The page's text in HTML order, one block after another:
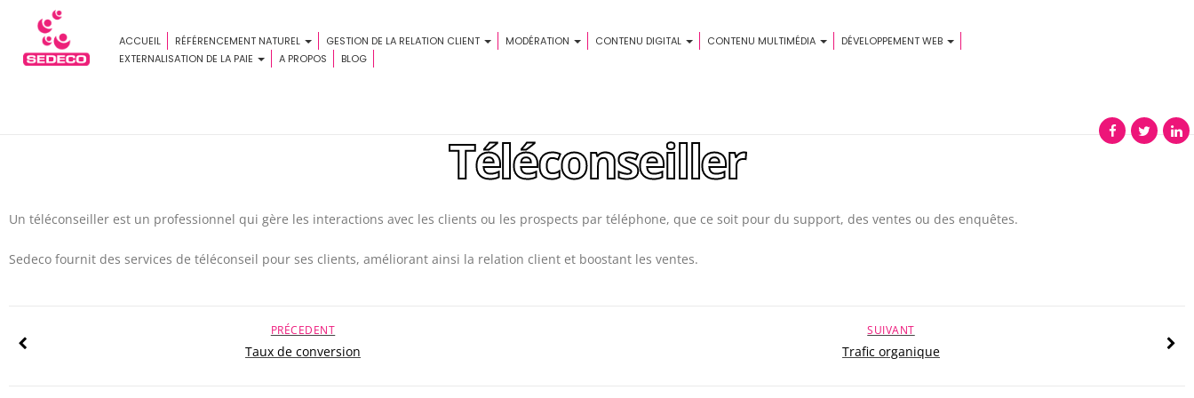
ACCUEIL RÉFÉRENCEMENT NATUREL GESTION DE LA RELATION CLIENT MODÉRATION CONTENU DIGITAL CONTENU MULTIMÉDIA
DÉVELOPPEMENT WEB
EXTERNALISATION DE LA PAIE
A PROPOS BLOG
Téléconseiller
Un téléconseiller est un professionnel qui gère les interactions avec les clients ou les prospects par téléphone, que ce soit pour du support, des ventes ou des enquêtes.
Sedeco fournit des services de téléconseil pour ses clients, améliorant ainsi la relation client et boostant les ventes.
SUIVANT
Trafic organique
PRÉCEDENT
Taux de conversion